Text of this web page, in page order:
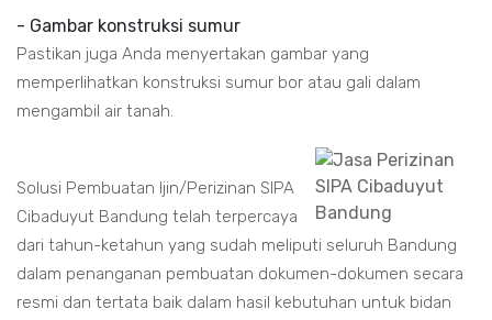
- Gambar konstruksi sumur
Pastikan juga Anda menyertakan gambar yang
memperlihatkan konstruksi sumur bor atau gali dalam
mengambil air tanah.
Solusi Pembuatan Ijin/Perizinan SIPA
Cibaduyut Bandung telah terpercaya
dari tahun-ketahun yang sudah meliputi seluruh Bandung
dalam penanganan pembuatan dokumen-dokumen secara
resmi dan tertata baik dalam hasil kebutuhan untuk bidan